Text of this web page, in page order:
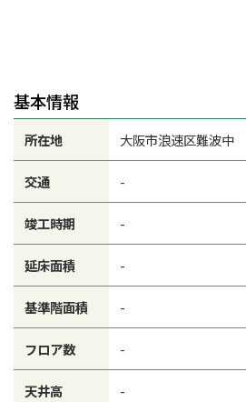
基本情報
所在地 大阪市浪速区難波中
交通 -
竣工時期 -
延床面積 -
基準階面積 -
フロア数 -
天井高 -